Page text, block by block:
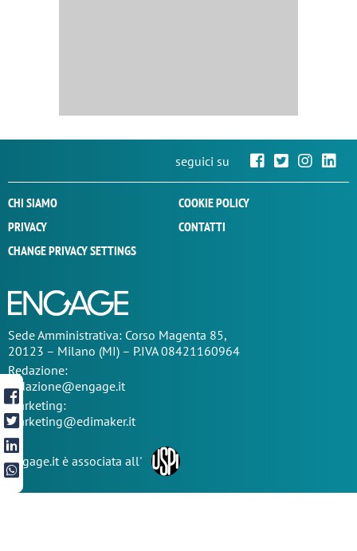
seguici su
CHI SIAMO
COOKIE POLICY
PRIVACY
CONTATTI
CHANGE PRIVACY SETTINGS
SedeAmministrativa: Corso Magenta 85,
20123 – Milano (MI) – P.IVA 08421160964
Redazione:
redazione@engage.it
Marketing:
marketing@edimaker.it
Engage.it è associata all'